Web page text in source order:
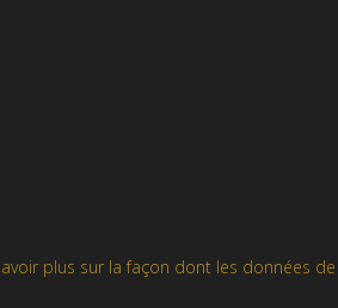
plus sur la façon dont les données